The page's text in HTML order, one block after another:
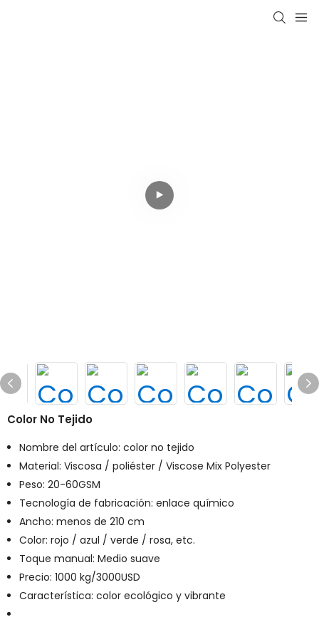
Color No Tejido
Nombre del artículo: color no tejido
Material: Viscosa / poliéster / Viscose Mix Polyester
Peso: 20-60GSM
Tecnología de fabricación: enlace químico
Ancho: menos de 210 cm
Color: rojo / azul / verde / rosa, etc.
Toque manual: Medio suave
Precio: 1000 kg/3000USD
Característica: color ecológico y vibrante